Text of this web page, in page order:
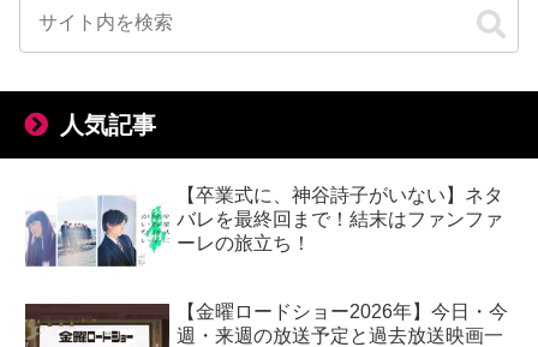
人気記事
【卒業式に、神谷詩子がいない】ネタ
バレを最終回まで！結末はファンファ
ーレの旅立ち！
【金曜ロードショー2026年】今日・今
週・来週の放送予定と過去放送映画一